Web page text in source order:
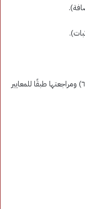
• التسوية السنوية لضريبة كسب العمل (نموذج ٦) ومراجعتها طبقًا للمعايير